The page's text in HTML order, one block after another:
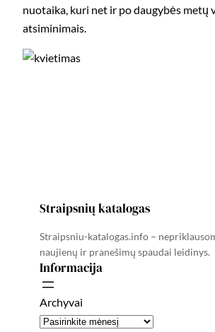
nuotaika, kuri net ir po daugybės metų
atsiminimais.
Straipsnių katalogas
Straipsniu-katalogas.info –
naujienų ir pranešimų spaudai leidinys.
Informacija
Archyvai